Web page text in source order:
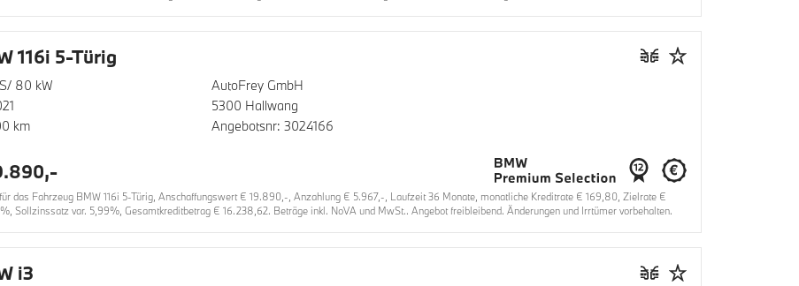
116i 5-Türig
80 kW
km
AutoFrey GmbH
5300 Hallwang
Angebotsnr: 3024166
das Fahrzeug BMW 116i 5-Türig, Anschaffungswert € 19.890,-, Anzahlung € 5.967,-, Laufzeit 36 Monate, monatliche Kreditrate € 169,80, Zielrate €
Sollzinssatz var. 5,99%, Gesamtkreditbetrag € 16.238,62. Beträge inkl. NoVA und MwSt.. Angebot freibleibend. Änderungen und Irrtümer vorbehalten.
i3